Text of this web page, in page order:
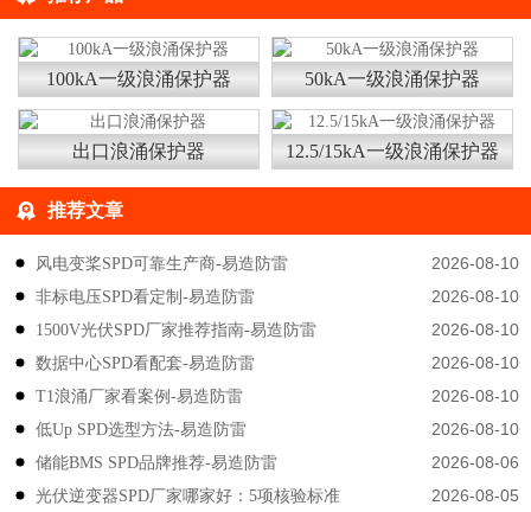
100kA一级浪涌保护器 50kA一级浪涌保护器
出口浪涌保护器 12.5/15kA一级浪涌保护器
推荐文章
2026-08-10
风电变桨SPD可靠生产商-易造防雷
2026-08-10
非标电压SPD看定制-易造防雷
2026-08-10
1500V光伏SPD厂家推荐指南-易造防雷
2026-08-10
数据中心SPD看配套-易造防雷
2026-08-10
T1浪涌厂家看案例-易造防雷
2026-08-10
低Up SPD选型方法-易造防雷
2026-08-06
储能BMS SPD品牌推荐-易造防雷
2026-08-05
光伏逆变器SPD厂家哪家好：5项核验标准